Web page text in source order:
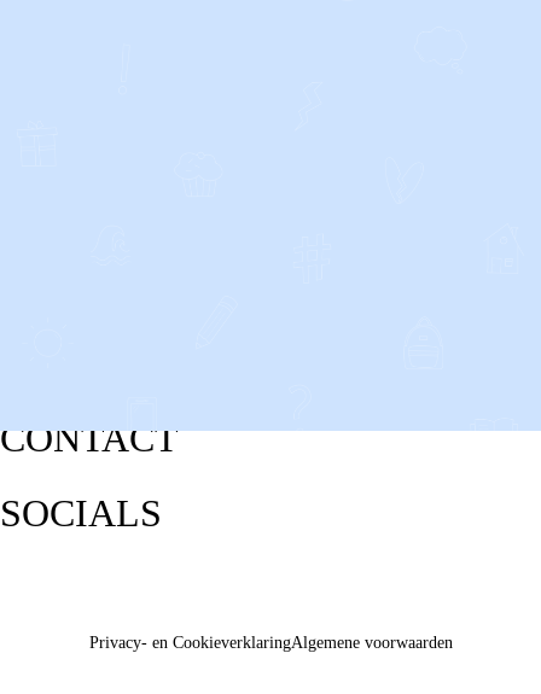
CONTACT
SOCIALS
Privacy- en CookieverklaringAlgemene voorwaarden